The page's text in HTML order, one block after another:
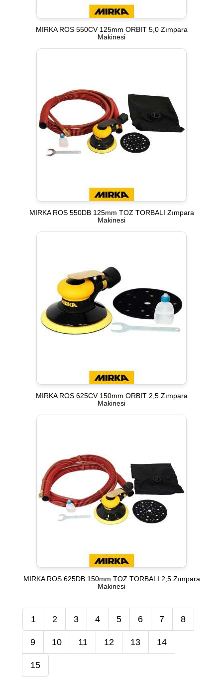
MIRKA ROS 550CV 125mm ORBIT 5,0 Zımpara
Makinesi
MIRKA ROS 550DB 125mm TOZ TORBALI Zımpara
Makinesi
MIRKA ROS 625CV 150mm ORBIT 2,5 Zımpara
Makinesi
MIRKA ROS 625DB 150mm TOZ TORBALI 2,5 Zımpara
Makinesi
1 2 3 4 5 6 7 8
9 10 11 12 13 14
15